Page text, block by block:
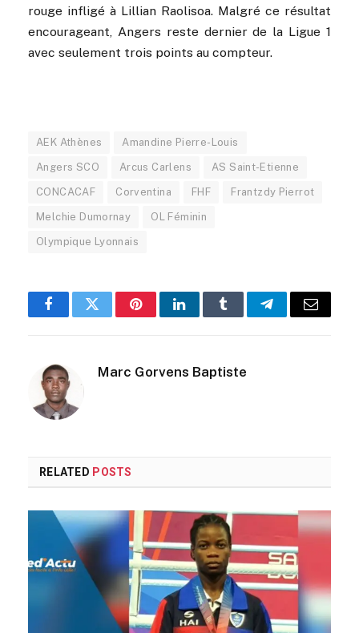
rouge infligé à Lillian Raolisoa. Malgré ce résultat
encourageant, Angers reste dernier de la Ligue 1
avec seulement trois points au compteur.
AEK Athènes Amandine Pierre-Louis
Angers SCO Arcus Carlens AS Saint-Etienne
CONCACAF Corventina FHF Frantzdy Pierrot
Melchie Dumornay OL Féminin
Olympique Lyonnais
FacebookTwitterPinterestLinkedInTumblrTelegramEmail
Marc Gorvens Baptiste
RELATED POSTS